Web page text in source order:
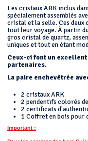
Les cristaux ARK inclus
spécialement assemblés
cristal et la selle. Ces deux
tout leur voyage. À partir
gros cristal de quartz,
uniques et tout en étant
Ceux-ci font un
partenaires.
La paire enchevêtrée
2 cristaux ARK
2 pendentifs colorés
2 certificats
1 Coffret en bois pour
Important :